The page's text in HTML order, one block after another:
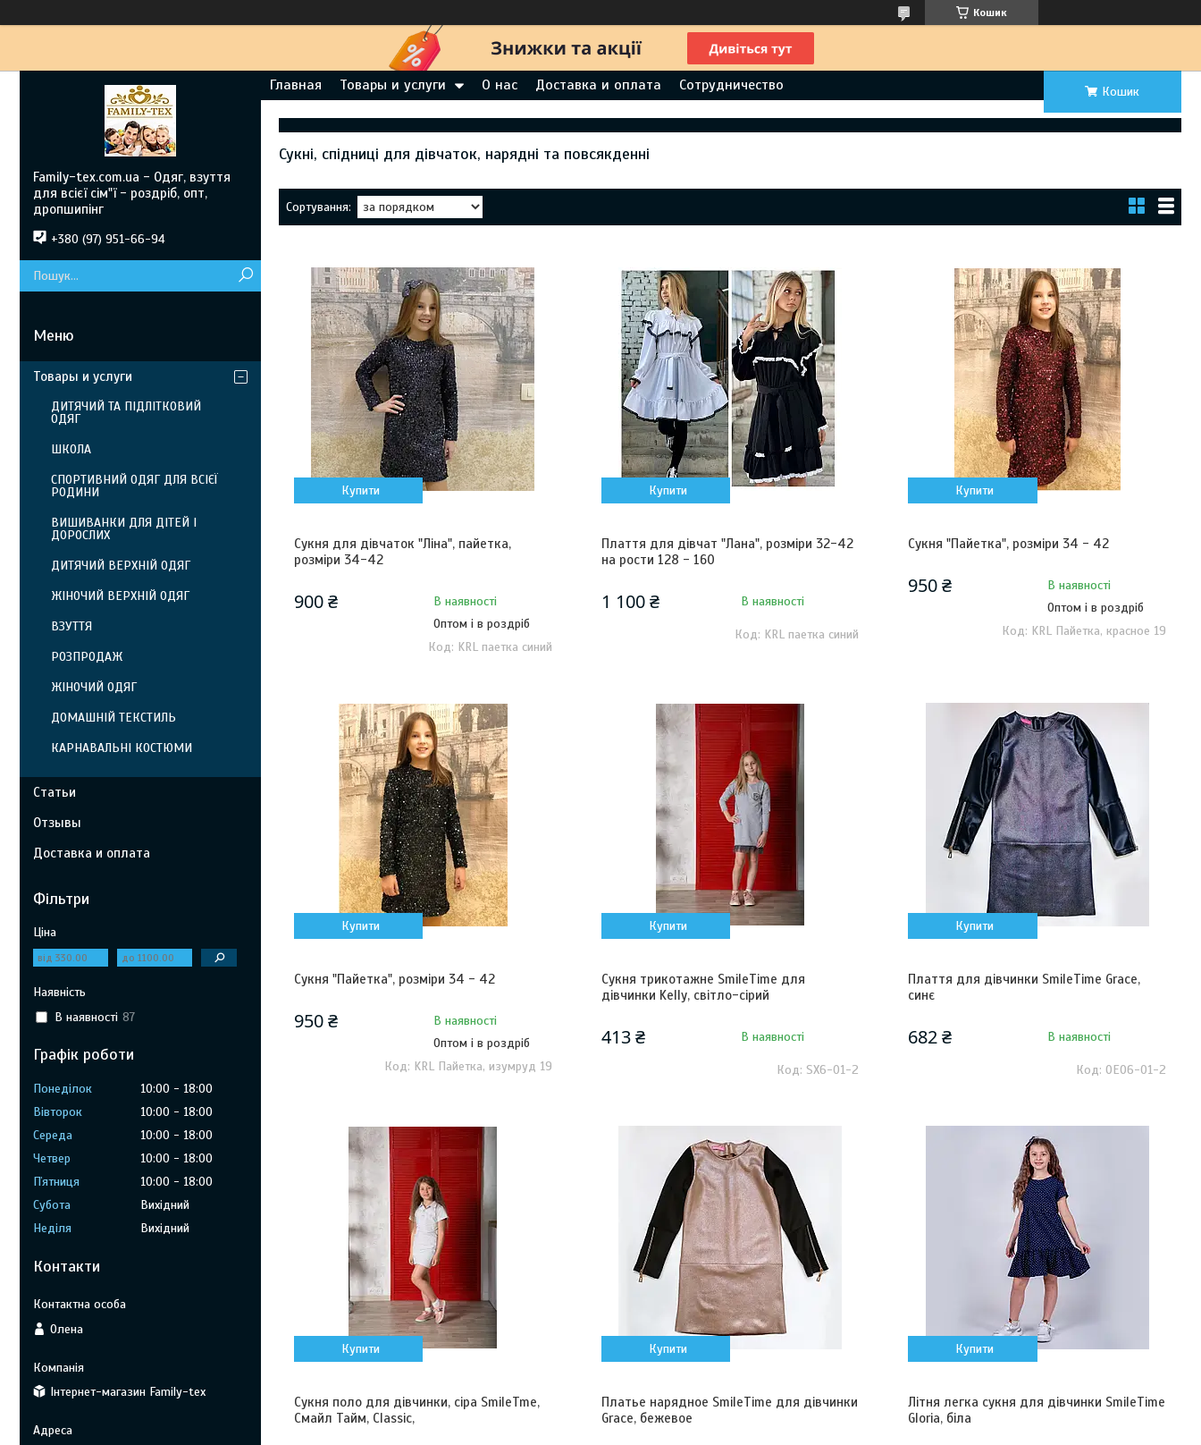
Кошик
Главная Товары и услуги О нас Доставка и оплата Сотрудничество Кошик
Сукні, спідниці для дівчаток, нарядні та повсякденні
Купити
Сукня для дівчаток "Ліна", пайетка,
розміри 34-42
900 ₴
В наявності
Оптом і в роздріб
KRL паетка синий
Купити
Плаття для дівчат "Лана", розміри 32-42
на рости 128 - 160
1 100 ₴ В наявності
KRL паетка синий
Купити
Сукня "Пайетка", розміри 34 - 42
950 ₴
В наявності
Оптом і в роздріб
KRL Пайетка, красное 19
Купити
Сукня "Пайетка", розміри 34 - 42
950 ₴
В наявності
Оптом і в роздріб
KRL Пайетка, изумруд 19
Купити
Сукня трикотажне SmileTime для
дівчинки Kelly, світло-сірий
413 ₴ В наявності
SX6-01-2
Купити
Плаття для дівчинки SmileTime Grace,
синє
682 ₴ В наявності
OEO6-01-2
Купити
Сукня поло для дівчинки, сіра SmileTme,
Смайл Тайм, Classic,
Купити
Платье нарядное SmileTime для дівчинки
Grace, бежевое
Купити
Літня легка сукня для дівчинки SmileTime
Gloria, біла
Family-tex.com.ua - Одяг, взуття
для всієї сім"ї - роздріб, опт,
дропшипінг
+380 (97) 951-66-94
Товары и услуги
ДИТЯЧИЙ ТА ПІДЛІТКОВИЙ
ОДЯГ
ШКОЛА
СПОРТИВНИЙ ОДЯГ ДЛЯ ВСІЄЇ
РОДИНИ
ВИШИВАНКИ ДЛЯ ДІТЕЙ І
ДОРОСЛИХ
ДИТЯЧИЙ ВЕРХНІЙ ОДЯГ
ЖІНОЧИЙ ВЕРХНІЙ ОДЯГ
ВЗУТТЯ
РОЗПРОДАЖ
ЖІНОЧИЙ ОДЯГ
ДОМАШНІЙ ТЕКСТИЛЬ
КАРНАВАЛЬНІ КОСТЮМИ
Статьи
Отзывы
Доставка и оплата
Фільтри
Ціна
Наявність
В наявності 87
Графік роботи
Понеділок 10:00
18:00
Вівторок
10:00
18:00
Середа
10:00
18:00
Четвер
10:00
18:00
Пʼятниця
10:00
18:00
Субота
Вихідний
Неділя
Вихідний
Контакти
Олена
Інтернет-магазин Family-tex